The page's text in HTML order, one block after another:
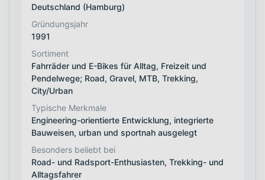
Deutschland (Hamburg)
Gründungsjahr
1991
Sortiment
Fahrräder und E-Bikes für Alltag, Freizeit und
Pendelwege; Road, Gravel, MTB, Trekking,
City/Urban
Typische Merkmale
Engineering-orientierte Entwicklung, integrierte
Bauweisen, urban und sportnah ausgelegt
Besonders beliebt bei
Road- und Radsport-Enthusiasten, Trekking- und
Alltagsfahrer